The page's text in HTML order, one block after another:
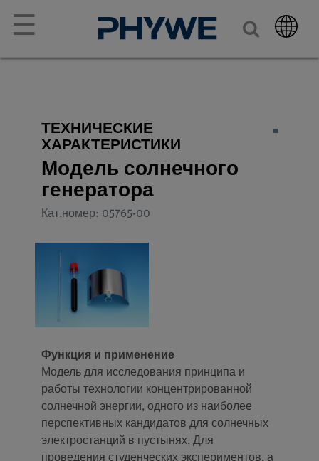
☰
ТЕХНИЧЕСКИЕ
ХАРАКТЕРИСТИКИ
Модель солнечного
генератора
Кат.номер: 05765-00
Функция и применение
Модель для исследования принципа и
работы технологии концентрированной
солнечной энергии, одного из наиболее
перспективных кандидатов для солнечных
электростанций в пустынях. Для
проведения студенческих экспериментов, а